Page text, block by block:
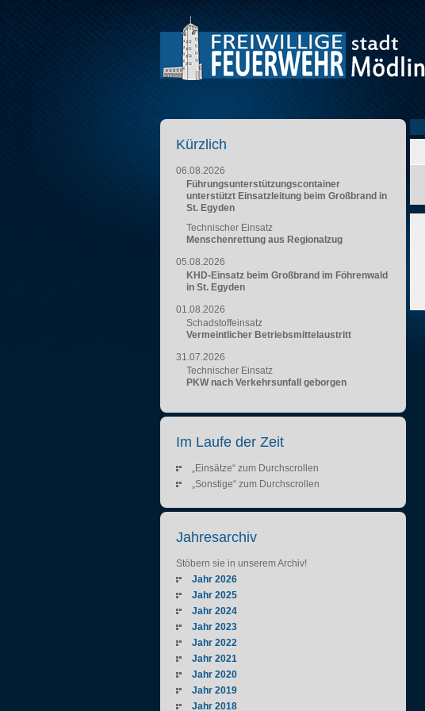
Kürzlich
06.08.2026
Führungsunterstützungscontainer
unterstützt Einsatzleitung beim Großbrand in
St. Egyden
Technischer Einsatz
Menschenrettung aus Regionalzug
05.08.2026
KHD-Einsatz beim Großbrand im Föhrenwald
in St. Egyden
01.08.2026
Schadstoffeinsatz
Vermeintlicher Betriebsmittelaustritt
31.07.2026
Technischer Einsatz
PKW nach Verkehrsunfall geborgen
Im Laufe der Zeit
„Einsätze“ zum Durchscrollen
„Sonstige“ zum Durchscrollen
Jahresarchiv
Stöbern sie in unserem Archiv!
Jahr 2026
Jahr 2025
Jahr 2024
Jahr 2023
Jahr 2022
Jahr 2021
Jahr 2020
Jahr 2019
Jahr 2018